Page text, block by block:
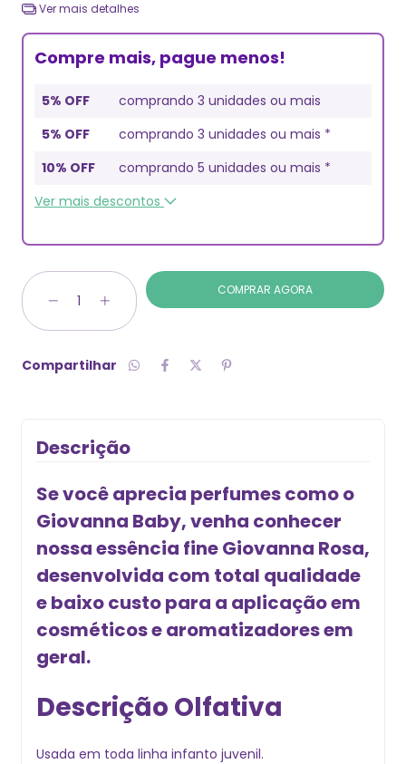
Ver mais detalhes
Compre mais, pague menos!
5% OFF
comprando 3 unidades ou mais
5% OFF
comprando 3 unidades ou mais *
10% OFF
comprando 5 unidades ou mais *
Ver mais descontos
Compartilhar
Descrição
Se você aprecia perfumes como o
Giovanna Baby, venha conhecer
nossa essência fine Giovanna Rosa,
desenvolvida com total qualidade
e baixo custo para a aplicação em
cosméticos e aromatizadores em
geral.
Descrição Olfativa
Usada em toda linha infanto juvenil.